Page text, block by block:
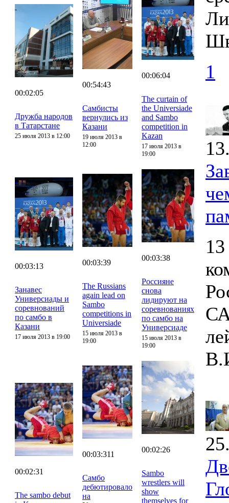
00:02:05
Дружба народов
в Татарстане
25 июля 2013 в 12:00
00:54:43
Самбисты
вернулись из
Казани
19 июля 2013 в
12:00
00:06:04
The curtain of
the Universiade
and Sambo
competition in
Kazan
17 июля 2013 в
19:00
00:03:13
Занавес
Универсиады и
соревнований
по самбо в
Казани
17 июля 2013 в 19:00
00:03:39
The Russians
again lead on
Sambo
competitions in
Universiade
15 июля 2013 в
19:00
00:03:38
Россияне
снова
лидируют на
соревнованиях
по самбо на
Универсиаде
15 июля 2013 в
19:00
00:02:31
The sambo debut
00:03:311
Самбо
дебютировало
на
00:02:26
Sambo
wrestlers will
show
themselves for
1